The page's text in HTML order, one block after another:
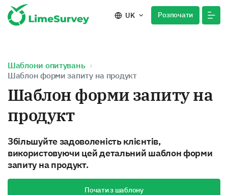
UK Розпочати
Шаблони опитувань
Шаблон форми запиту на продукт
Шаблон форми запиту на
продукт
Збільшуйте задоволеність клієнтів,
використовуючи цей детальний шаблон форми
запиту на продукт.
Почати з шаблону